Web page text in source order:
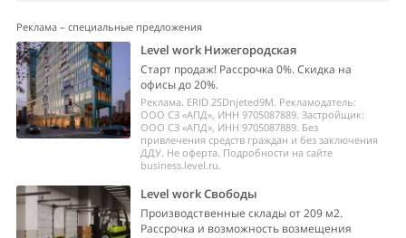
Реклама – специальные предложения
Level work Нижегородская
Старт продаж! Рассрочка 0%. Скидка на
офисы до 20%.
Реклама. ERID 2SDnjeted9M. Рекламодатель:
ООО СЗ «АПД», ИНН 9705087889. Застройщик:
ООО СЗ «АПД», ИНН 9705087889. Без
привлечения средств граждан и без заключения
ДДУ. Не оферта. Подробности на сайте
business.level.ru.
Level work Свободы
Производственные склады от 209 м2.
Рассрочка и возможность возмещения